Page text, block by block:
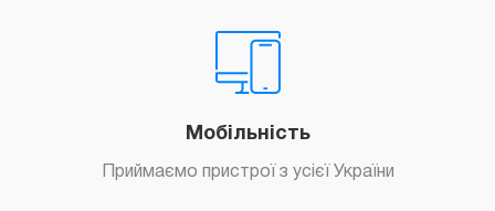
Мобільність
Приймаємо пристрої з усієї України